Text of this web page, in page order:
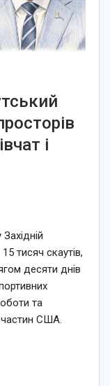
і
тисяч скаутів,
десяти днів
та
частин США.